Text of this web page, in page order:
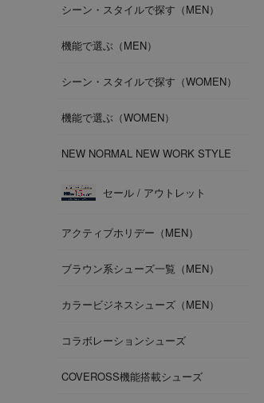
シーン・スタイルで探す（MEN）
機能で選ぶ（MEN）
シーン・スタイルで探す（WOMEN）
機能で選ぶ（WOMEN）
NEW NORMAL NEW WORK STYLE
セール / アウトレット
アクティブホリデー（MEN）
ブラウン系シューズ一覧（MEN）
カラービジネスシューズ（MEN）
コラボレーションシューズ
COVEROSS機能搭載シューズ